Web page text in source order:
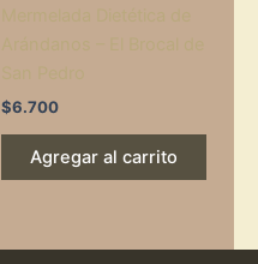
$6.700
Agregar al carrito